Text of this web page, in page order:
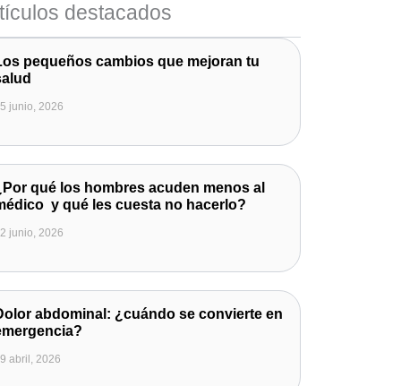
destacados
pequeños cambios que mejoran tu
junio, 2026
qué los hombres acuden menos al
y qué les cuesta no hacerlo?
junio, 2026
abdominal: ¿cuándo se convierte en
abril, 2026